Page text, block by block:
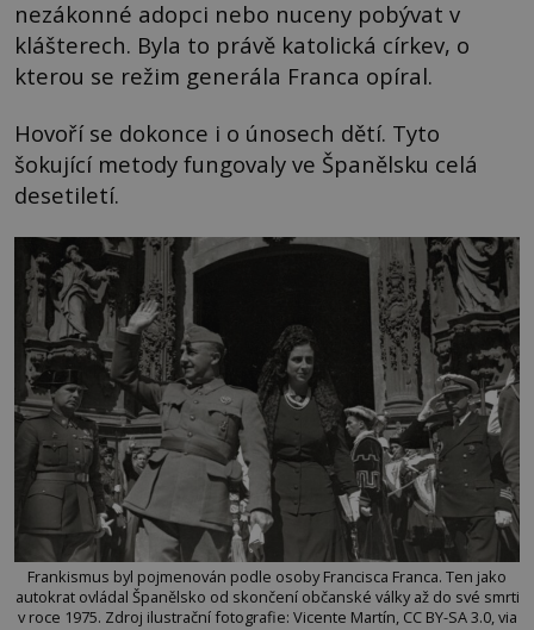
nezákonné adopci nebo nuceny pobývat v
klášterech. Byla to právě katolická církev, o
kterou se režim generála Franca opíral.
Hovoří se dokonce i o únosech dětí. Tyto
šokující metody fungovaly ve Španělsku celá
desetiletí.
Frankismus byl pojmenován podle osoby Francisca Franca. Ten jako
autokrat ovládal Španělsko od skončení občanské války až do své smrti
v roce 1975. Zdroj ilustrační fotografie: Vicente Martín, CC BY-SA 3.0, via